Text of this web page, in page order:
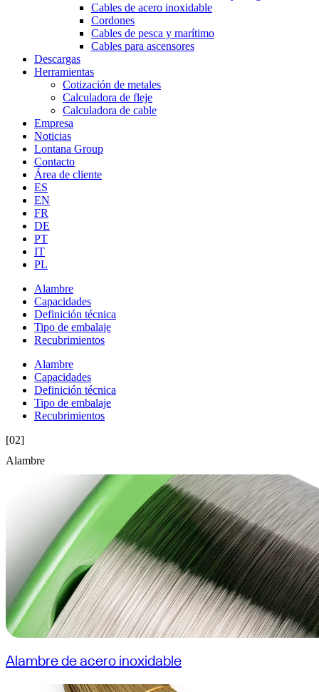
Cables de acero inoxidable
Cordones
Cables de pesca y marítimo
Cables para ascensores
Descargas
Herramientas
Cotización de metales
Calculadora de fleje
Calculadora de cable
Empresa
Noticias
Lontana Group
Contacto
Área de cliente
ES
EN
FR
DE
PT
IT
PL
Alambre
Capacidades
Definición técnica
Tipo de embalaje
Recubrimientos
Alambre
Capacidades
Definición técnica
Tipo de embalaje
Recubrimientos
[02]
Alambre
Alambre de acero inoxidable